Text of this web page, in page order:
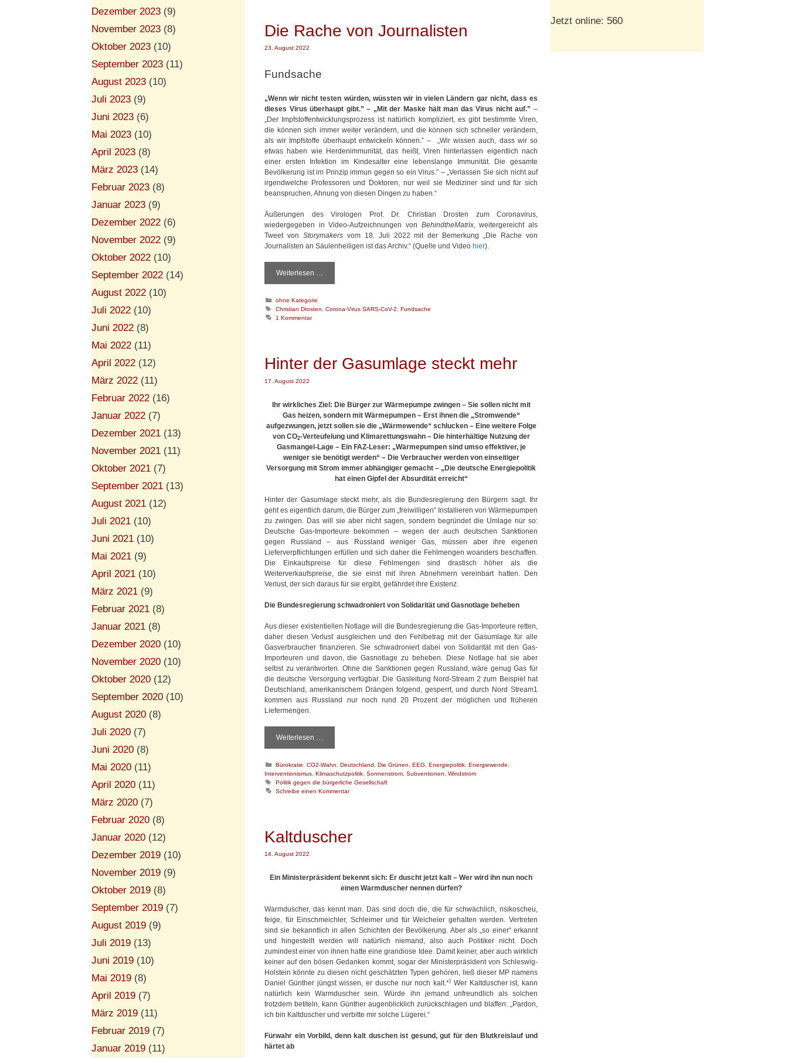
E
i
w
i
e
D
e
u
t
s
c
h
a
n
d
i
e
n
w
ö
r
r
Die Rache von Journalisten
23. August 2022
Fundsache
„Wenn wir nicht testen würden, wüssten wir in vielen Ländern gar nicht, dass es
dieses Virus überhaupt gibt.” – „Mit der Maske hält man das Virus nicht auf.” –
„Der Impfstoffentwicklungsprozess ist natürlich kompliziert, es gibt bestimmte Viren,
die können sich immer weiter verändern, und die können sich schneller verändern,
als wir Impfstoffe überhaupt entwickeln können.” – „Wir wissen auch, dass wir so
etwas haben wie Herdenimmunität, das heißt, Viren hinterlassen eigentlich nach
einer ersten Infektion im Kindesalter eine lebenslange Immunität. Die gesamte
Bevölkerung ist im Prinzip immun gegen so ein Virus.” – „Verlassen Sie sich nicht auf
irgendwelche Professoren und Doktoren, nur weil sie Mediziner sind und für sich
beanspruchen, Ahnung von diesen Dingen zu haben.“
Äußerungen des Virologen Prof. Dr. Christian Drosten zum Coronavirus,
wiedergegeben in Video-Aufzeichnungen von BehindtheMatrix, weitergereicht als
Tweet von Storymakersvom 18. Juli 2022 mit der Bemerkung „Die Rache von
Journalisten an Säulenheiligen ist das Archiv.“ (Quelle und Video hier).
Weiterlesen …
i
o
K
a
t
i
e
n
ohne Kategorie
S
c
w
ö
r
r
Christian Drosten,Corona-Virus SARS-CoV-2, Fundsache
1 Kommentar
Hinter der Gasumlage steckt mehr
17. August 2022
Ihr wirkliches Ziel: Die Bürger zur Wärmepumpe zwingen – Sie sollen nicht mit
Gas heizen, sondern mit Wärmepumpen – Erst ihnen die „Stromwende“
aufgezwungen, jetzt sollen sie die „Wärmewende“ schlucken – Eine weitere Folge
von CO2-Verteufelung und Klimarettungswahn – Die hinterhältige Nutzung der
Gasmangel-Lage – Ein FAZ-Leser: „Wärmepumpen sind umso effektiver, je
weniger sie benötigt werden“ – Die Verbraucher werden von einseitiger
Versorgung mit Strom immer abhängiger gemacht – „Die deutsche Energiepolitik
hat einen Gipfel der Absurdität erreicht“
Hinter der Gasumlage steckt mehr, als die Bundesregierung den Bürgern sagt. Ihr
geht es eigentlich darum, die Bürger zum „freiwilligen“ Installieren von Wärmepumpen
zu zwingen. Das will sie aber nicht sagen, sondern begründet die Umlage nur so:
Deutsche Gas-Importeure bekommen – wegen der auch deutschen Sanktionen
gegen Russland – aus Russland weniger Gas, müssen aber ihre eigenen
Lieferverpflichtungen erfüllen und sich daher die Fehlmengen woanders beschaffen.
Die Einkaufspreise für diese Fehlmengen sind drastisch höher als die
Weiterverkaufspreise, die sie einst mit ihren Abnehmern vereinbart hatten. Den
Verlust, der sich daraus für sie ergibt, gefährdet ihre Existenz.
Die Bundesregierung schwadroniert von Solidarität und Gasnotlage beheben
Aus dieser existentiellen Notlage will die Bundesregierung die Gas-Importeure retten,
daher diesen Verlust ausgleichen und den Fehlbetrag mit der Gasumlage für alle
Gasverbraucher finanzieren. Sie schwadroniert dabei von Solidarität mit den Gas-
Importeuren und davon, die Gasnotlage zu beheben. Diese Notlage hat sie aber
selbst zu verantworten. Ohne die Sanktionen gegen Russland, wäre genug Gas für
die deutsche Versorgung verfügbar. Die Gasleitung Nord-Stream 2 zum Beispiel hat
Deutschland, amerikanischem Drängen folgend, gesperrt, und durch Nord Stream1
kommen aus Russland nur noch rund 20 Prozent der möglichen und früheren
Liefermengen.
Weiterlesen …
i
t
e
r
G
a
m
g
e
s
t
e
c
k
t
m
e
h
K
a
t
e
e
n
Bürokratie ,CO2-Wahn ,Deutschland ,Die Grünen ,EEG ,Energiepolitik ,Energiewende
Interventionismus Klimaschutzpolitik Sonnenstrom Subventionen
Windstrom
S
c
w
ö
r
r
Politik gegen die bürgerliche Gesellschaft
Schreibe einen Kommentar
Kaltduscher
14. August 2022
Ein Ministerpräsident bekennt sich: Er duscht jetzt kalt – Wer wird ihn nun noch
einen Warmduscher nennen dürfen?
Warmduscher, das kennt man. Das sind doch die, die für schwächlich, risikoscheu,
feige, für Einschmeichler, Schleimer und für Weicheier gehalten werden. Vertreten
sind sie bekanntlich in allen Schichten der Bevölkerung. Aber als „so einer“ erkannt
und hingestellt werden will natürlich niemand, also auch Politiker nicht. Doch
zumindest einer von ihnen hatte eine grandiose Idee. Damit keiner, aber auch wirklich
keiner auf den bösen Gedanken kommt, sogar der Ministerpräsident von Schleswig-
Holstein könnte zu diesen nicht geschätzten Typen gehören, ließ dieser MP namens
Daniel Günther jüngst wissen, er dusche nur noch kalt.*) Wer Kaltduscher ist, kann
natürlich kein Warmduscher sein. Würde ihn jemand unfreundlich als solchen
trotzdem betiteln, kann Günther augenblicklich zurückschlagen und blaffen: „Pardon,
ich bin Kaltduscher und verbitte mir solche Lügerei.“
Fürwahr ein Vorbild, denn kalt duschen ist gesund, gut für den Blutkreislauf und
härtet ab
Dezember 2023 (9)
November 2023 (8)
Oktober 2023 (10)
September 2023 (11)
August 2023 (10)
Juli 2023 (9)
Juni 2023 (6)
Mai 2023 (10)
April 2023 (8)
März 2023 (14)
Februar 2023 (8)
Januar 2023 (9)
Dezember 2022 (6)
November 2022 (9)
Oktober 2022 (10)
September 2022 (14)
August 2022 (10)
Juli 2022 (10)
Juni 2022 (8)
Mai 2022 (11)
April 2022 (12)
März 2022 (11)
Februar 2022 (16)
Januar 2022 (7)
Dezember 2021 (13)
November 2021 (11)
Oktober 2021 (7)
September 2021 (13)
August 2021 (12)
Juli 2021 (10)
Juni 2021 (10)
Mai 2021 (9)
April 2021 (10)
März 2021 (9)
Februar 2021 (8)
Januar 2021 (8)
Dezember 2020 (10)
November 2020 (10)
Oktober 2020 (12)
September 2020 (10)
August 2020 (8)
Juli 2020 (7)
Juni 2020 (8)
Mai 2020 (11)
April 2020 (11)
März 2020 (7)
Februar 2020 (8)
Januar 2020 (12)
Dezember 2019 (10)
November 2019 (9)
Oktober 2019 (8)
September 2019 (7)
August 2019 (9)
Juli 2019 (13)
Juni 2019 (10)
Mai 2019 (8)
April 2019 (7)
März 2019 (11)
Februar 2019 (7)
Januar 2019 (11)
Jetzt online: 560